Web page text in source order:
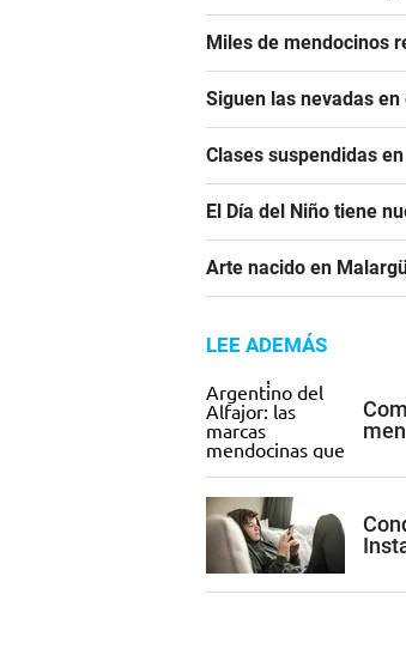
Miles de mendocinos
Siguen las nevadas
Clases suspendidas
El Día del Niño tiene
Arte nacido en
LEE ADEMÁS